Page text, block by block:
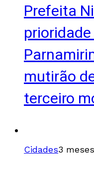
Prefeita
mutirão
terceiro
Cidades3